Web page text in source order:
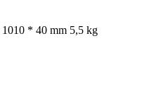
* 40 mm 5,5 kg